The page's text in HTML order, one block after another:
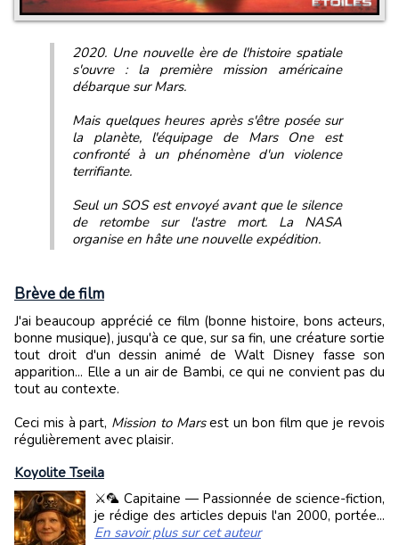
2020. Une nouvelle ère de l'histoire spatiale
s'ouvre : la première mission américaine
débarque sur Mars.
Mais quelques heures après s'être posée sur
la planète, l'équipage de Mars One est
confronté à un phénomène d'un violence
terrifiante.
Seul un SOS est envoyé avant que le silence
de retombe sur l'astre mort. La NASA
organise en hâte une nouvelle expédition.
Brève de film
J'ai beaucoup apprécié ce film (bonne histoire, bons acteurs,
bonne musique), jusqu'à ce que, sur sa fin, une créature sortie
tout droit d'un dessin animé de Walt Disney fasse son
apparition... Elle a un air de Bambi, ce qui ne convient pas du
tout au contexte.
Ceci mis à part, Mission to Marsest un bon film que je revois
régulièrement avec plaisir.
Koyolite Tseila
⚔️🦜 Capitaine — Passionnée de science-fiction,
je rédige des articles depuis l'an 2000, portée...
En savoir plus sur cet auteur